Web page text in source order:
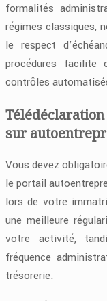
formalités
régimes classiques,
le respect
procédures facilite
contrôles
sur
Vous devez
le portail
lors de votre
une meilleure
votre activité,
fréquence
trésorerie.